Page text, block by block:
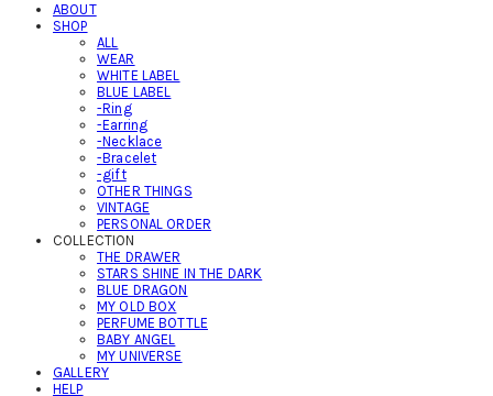
ABOUT
SHOP
ALL
WEAR
WHITE LABEL
BLUE LABEL
-Ring
-Earring
-Necklace
-Bracelet
-gift
OTHER THINGS
VINTAGE
PERSONAL ORDER
COLLECTION
THE DRAWER
STARS SHINE IN THE DARK
BLUE DRAGON
MY OLD BOX
PERFUME BOTTLE
BABY ANGEL
MY UNIVERSE
GALLERY
HELP